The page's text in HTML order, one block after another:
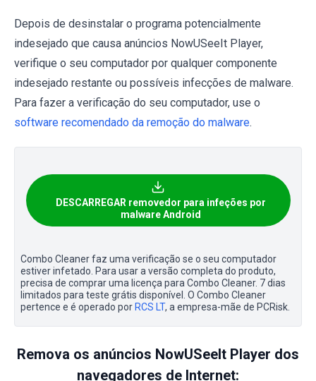
Depois de desinstalar o programa potencialmente
indesejado que causa anúncios NowUSeeIt Player,
verifique o seu computador por qualquer componente
indesejado restante ou possíveis infecções de malware.
Para fazer a verificação do seu computador, use o
software recomendado da remoção do malware.
DESCARREGAR removedor para infeções por
malware Android
Combo Cleaner faz uma verificação se o seu computador
estiver infetado. Para usar a versão completa do produto,
precisa de comprar uma licença para Combo Cleaner. 7 dias
limitados para teste grátis disponível. O Combo Cleaner
pertence e é operado por RCS LT, a empresa-mãe de PCRisk.
Remova os anúncios NowUSeeIt Player dos
navegadores de Internet: